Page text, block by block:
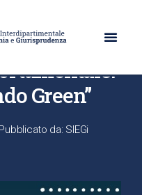
PARTHENOPE
Green”
Pubblicato da: SIEGi